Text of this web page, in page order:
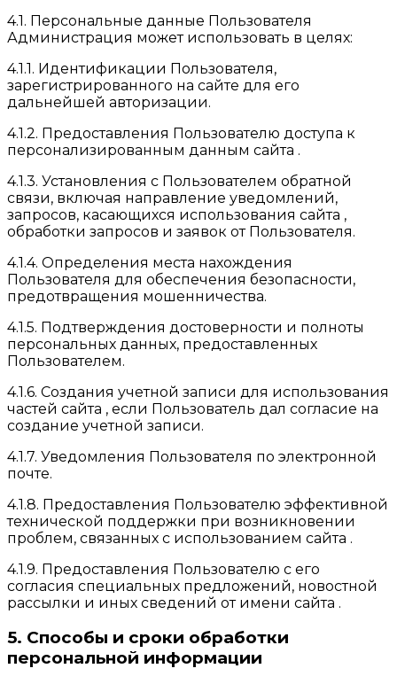
4.1. Персональные данные Пользователя
Администрация может использовать в целях:
4.1.1. Идентификации Пользователя,
зарегистрированного на сайте для его
дальнейшей авторизации.
4.1.2. Предоставления Пользователю доступа к
персонализированным данным сайта .
4.1.3. Установления с Пользователем обратной
связи, включая направление уведомлений,
запросов, касающихся использования сайта ,
обработки запросов и заявок от Пользователя.
4.1.4. Определения места нахождения
Пользователя для обеспечения безопасности,
предотвращения мошенничества.
4.1.5. Подтверждения достоверности и полноты
персональных данных, предоставленных
Пользователем.
4.1.6. Создания учетной записи для использования
частей сайта , если Пользователь дал согласие на
создание учетной записи.
4.1.7. Уведомления Пользователя по электронной
почте.
4.1.8. Предоставления Пользователю эффективной
технической поддержки при возникновении
проблем, связанных с использованием сайта .
4.1.9. Предоставления Пользователю с его
согласия специальных предложений, новостной
рассылки и иных сведений от имени сайта .
5. Способы и сроки обработки
персональной информации